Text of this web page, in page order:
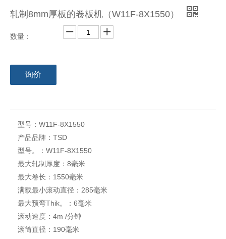
轧制8mm厚板的卷板机（W11F-8X1550）
数量：
询价
型号： W11F-8X1550
产品品牌： TSD
型号。： W11F-8X1550
最大轧制厚度： 8毫米
最大卷长： 1550毫米
满载最小滚动直径： 285毫米
最大预弯Thik。： 6毫米
滚动速度： 4m /分钟
滚筒直径： 190毫米